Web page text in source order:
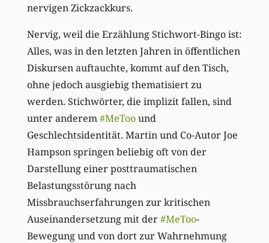
nervigen Zickzackkurs.
Nervig, weil die Erzählung Stichwort-Bingo ist:
Alles, was in den letzten Jahren in öffentlichen
Diskursen auftauchte, kommt auf den Tisch,
ohne jedoch ausgiebig thematisiert zu
werden. Stichwörter, die implizit fallen, sind
unter anderem#MeToound
Geschlechtsidentität. Martin und Co-Autor Joe
Hampson springen beliebig oft von der
Darstellung einer posttraumatischen
Belastungsstörung nach
Missbrauchserfahrungen zur kritischen
Auseinandersetzung mit der#MeToo-
Bewegung und von dort zur Wahrnehmung